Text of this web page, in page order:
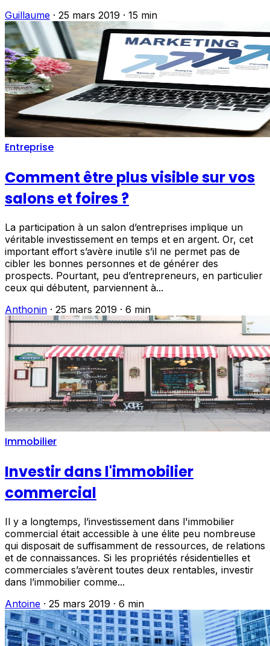
Guillaume · 25 mars 2019 · 15 min
Entreprise
Comment être plus visible sur vos
salons et foires ?
La participation à un salon d’entreprises implique un
véritable investissement en temps et en argent. Or, cet
important effort s’avère inutile s’il ne permet pas de
cibler les bonnes personnes et de générer des
prospects. Pourtant, peu d’entrepreneurs, en particulier
ceux qui débutent, parviennent à...
Anthonin · 25 mars 2019 · 6 min
Immobilier
Investir dans l'immobilier
commercial
Il y a longtemps, l’investissement dans l'immobilier
commercial était accessible à une élite peu nombreuse
qui disposait de suffisamment de ressources, de relations
et de connaissances. Si les propriétés résidentielles et
commerciales s’avèrent toutes deux rentables, investir
dans l’immobilier comme...
Antoine · 25 mars 2019 · 6 min